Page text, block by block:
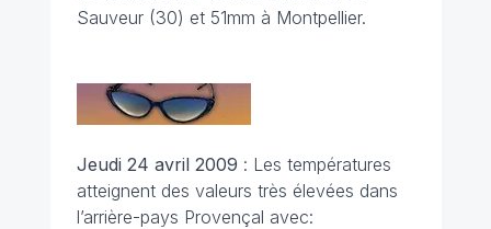
Sauveur (30) et 51mm à Montpellier.
Jeudi 24 avril 2009 : Les températures
atteignent des valeurs très élevées dans
l’arrière-pays Provençal avec: